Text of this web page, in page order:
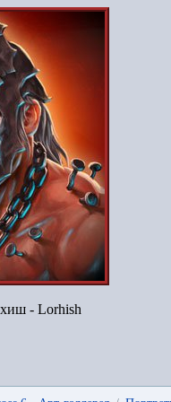
- Lorhish